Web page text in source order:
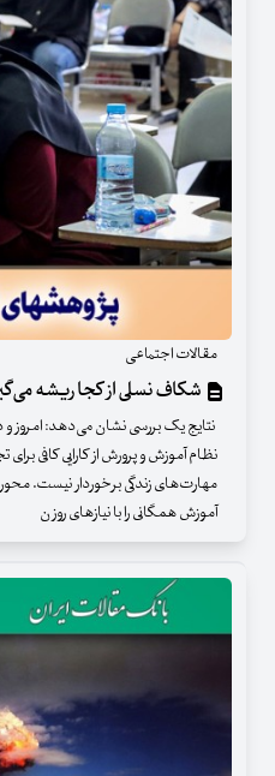
مقالات اجتماعی
شکاف نسلی از کجا ریشه
نتایج یک بررسی نشان می‌دهد: امروز
نظام آموزش و پرورش از کارایی کافی
مهارت‌های زندگی برخوردار نیست.
آموزش همگانی را با نیازهای روز ن